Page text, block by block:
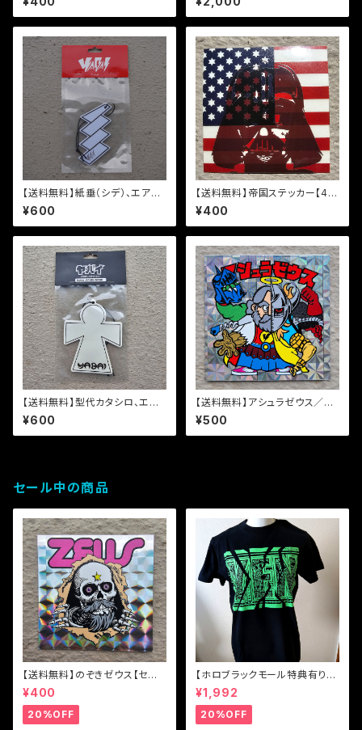
テッカーパック】
【送料無料】紙垂（シデ）、エアフ
レッシュナー【フォレスト】
¥600
【送料無料】帝国ステッカー【48
mm x 48mm】
¥400
【送料無料】型代カタシロ、エア
フレッシュナー【サンダルウッド】
¥600
【送料無料】アシュラゼウス／シ
ール【OG復刻】
¥500
セール中の商品
【送料無料】のぞきゼウス【セー
ル】
¥400
20%OFF
【ホロブラックモール特典有り】
【ホロブラックモール特典有り】
【送料無料】YEN(円と縁) Tシ
ャツ
¥1,992
20%OFF